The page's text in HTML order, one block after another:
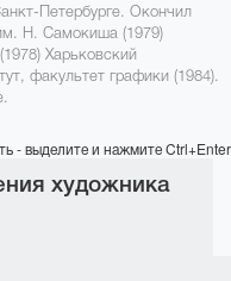
Петербурге. Окончил
Н. Самокиша (1979)
Харьковский
факультет графики (1984).
- выделите и нажмите Ctrl+Enter
художника